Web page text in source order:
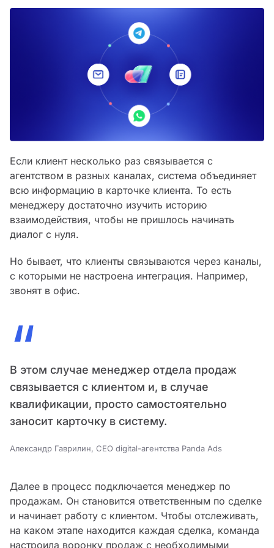
Если клиент несколько раз связывается с
агентством в разных каналах, система объединяет
всю информацию в карточке клиента. То есть
менеджеру достаточно изучить историю
взаимодействия, чтобы не пришлось начинать
диалог с нуля.
Но бывает, что клиенты связываются через каналы,
с которыми не настроена интеграция. Например,
звонят в офис.
“
В этом случае менеджер отдела продаж
связывается с клиентом и, в случае
квалификации, просто самостоятельно
заносит карточку в систему.
Александр Гаврилин, CEO digital-агентства Panda Ads
Далее в процесс подключается менеджер по
продажам. Он становится ответственным по сделке
и начинает работу с клиентом. Чтобы отслеживать,
на каком этапе находится каждая сделка, команда
настроила воронку продаж с необходимыми